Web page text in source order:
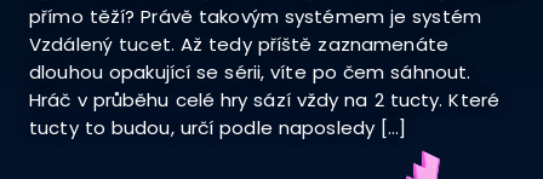
přímo těží? Právě takovým systémem je systém
Vzdálený tucet. Až tedy příště zaznamenáte
dlouhou opakující se sérii, víte po čem sáhnout.
Hráč v průběhu celé hry sází vždy na 2 tucty. Které
tucty to budou, určí podle naposledy […]